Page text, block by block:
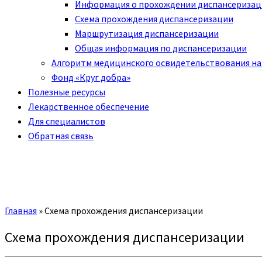
Информация о прохождении
Схема прохождения диспансеризации
Маршрутизация диспансеризации
Общая информация по диспансеризации
Алгоритм медицинского освидетельствования
Фонд «Круг добра»
Полезные ресурсы
Лекарственное обеспечение
Для специалистов
Обратная связь
Главная »Схема прохождения диспансеризации
Схема прохождения диспансеризации